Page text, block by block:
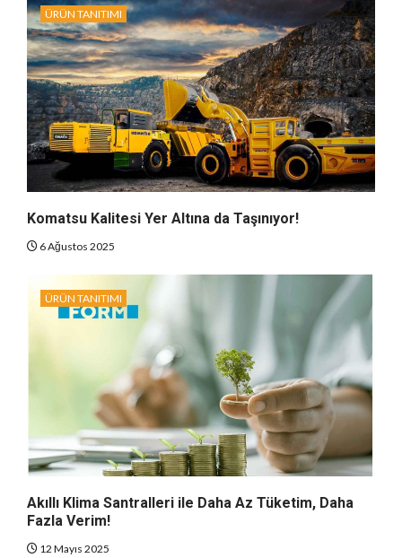
ÜRÜN TANITIMI
Komatsu Kalitesi Yer Altına da Taşınıyor!
6 Ağustos 2025
ÜRÜN TANITIMI
Akıllı Klima Santralleri ile Daha Az Tüketim, Daha
Fazla Verim!
12 Mayıs 2025